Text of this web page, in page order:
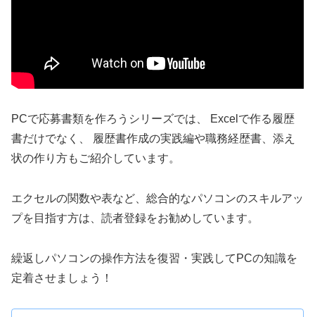
PCで応募書類を作ろうシリーズでは、 Excelで作る履歴
書だけでなく、 履歴書作成の実践編や職務経歴書、添え
状の作り方もご紹介しています。
エクセルの関数や表など、総合的なパソコンのスキルアッ
プを目指す方は、読者登録をお勧めしています。
繰返しパソコンの操作方法を復習・実践してPCの知識を
定着させましょう！